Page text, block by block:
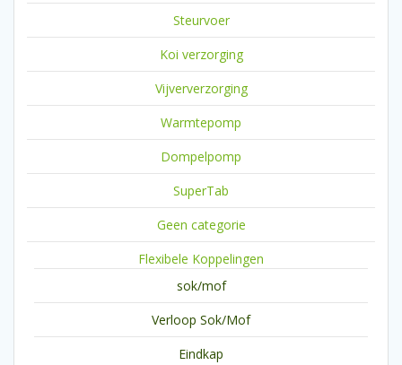
Steurvoer
Koi verzorging
Vijververzorging
Warmtepomp
Dompelpomp
SuperTab
Geen categorie
Flexibele Koppelingen
sok/mof
Verloop Sok/Mof
Eindkap